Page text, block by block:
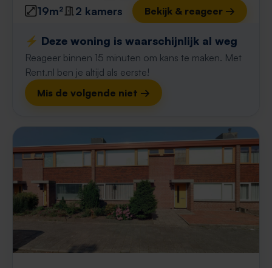
19m² 2 kamers Bekijk & reageer →
⚡️ Deze woning is waarschijnlijk al weg
Reageer binnen 15 minuten om kans te maken. Met
Rent.nl ben je altijd als eerste!
Mis de volgende niet →